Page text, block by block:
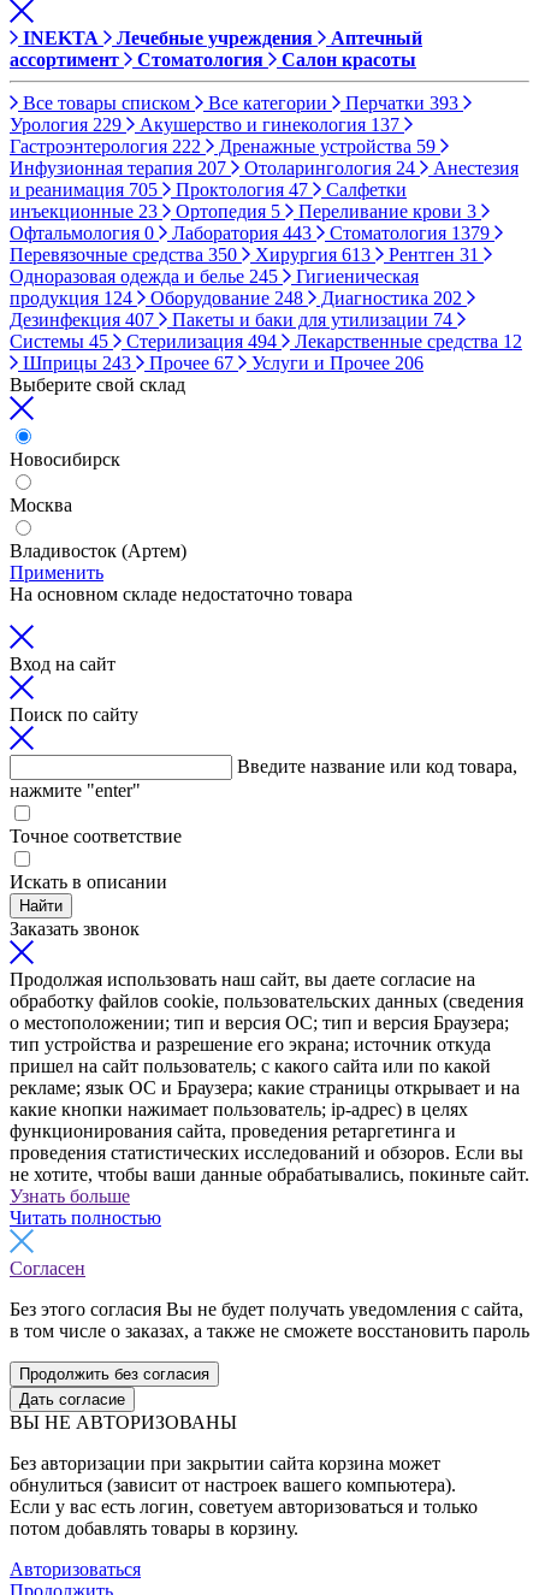
INEKTA Лечебные учреждения
Аптечный
ассортимент
Стоматология Салон красоты
Все товары списком Все категории Перчатки 393
Урология 229 Акушерство и гинекология 137
Гастроэнтерология 222 Дренажные устройства 59
Инфузионная терапия 207 Отоларингология 24
Анестезия
и реанимация 705 Проктология 47
Салфетки
инъекционные 23 Ортопедия 5 Переливание крови 3
Офтальмология 0 Лаборатория 443 Стоматология 1379
Перевязочные средства 350 Хирургия 613 Рентген 31
Одноразовая одежда и белье 245
Гигиеническая
продукция 124 Оборудование 248 Диагностика 202
Дезинфекция 407 Пакеты и баки для утилизации 74
Системы 45 Стерилизация 494 Лекарственные средства 12
Шприцы 243 Прочее 67 Услуги и Прочее 206
Выберите свой склад
Новосибирск
Москва
Владивосток (Артем)
Применить
На основном складе недостаточно товара
Вход на сайт
Поиск по сайту
Введите название или код товара,
нажмите "enter"
Точное соответствие
Искать в описании
Найти
Заказать звонок
Продолжая использовать наш сайт, вы даете согласие на
обработку файлов cookie, пользовательских данных (сведения
о местоположении; тип и версия ОС; тип и версия Браузера;
тип устройства и разрешение его экрана; источник откуда
пришел на сайт пользователь; с какого сайта или по какой
рекламе; язык ОС и Браузера; какие страницы открывает и на
какие кнопки нажимает пользователь; ip-адрес) в целях
функционирования сайта, проведения ретаргетинга и
проведения статистических исследований и обзоров. Если вы
не хотите, чтобы ваши данные обрабатывались, покиньте сайт.
Узнать больше
Читать полностью
Согласен
Без этого согласия Вы не будет получать уведомления с сайта,
в том числе о заказах, а также не сможете восстановить пароль
Продолжить без согласия
Дать согласие
ВЫ НЕ АВТОРИЗОВАНЫ
Без авторизации при закрытии сайта корзина может
обнулиться (зависит от настроек вашего компьютера).
Если у вас есть логин, советуем авторизоваться и только
потом добавлять товары в корзину.
Авторизоваться